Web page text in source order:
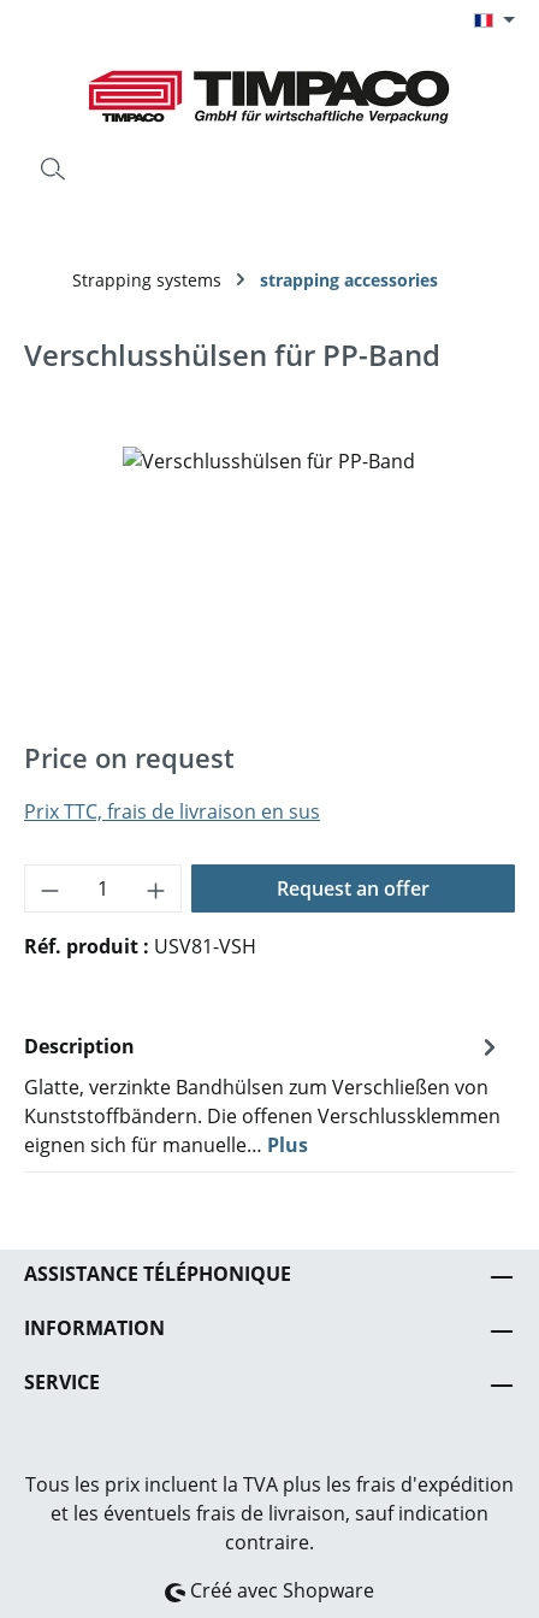
Strapping systems strapping accessories
Verschlusshülsen für PP-Band
Ignorer la galerie d'images
Price on request
Prix TTC, frais de livraison en sus
Quantité de produit : Entrez la
Request an offer
Réf. produit : USV81-VSH
Description
Glatte, verzinkte Bandhülsen zum Verschließen von
Kunststoffbändern. Die offenen Verschlussklemmen
eignen sich für manuelle… Plus
ASSISTANCE TÉLÉPHONIQUE
INFORMATION
SERVICE
Tous les prix incluent la TVA plus les frais d'expédition
et les éventuels frais de livraison, sauf indication
contraire.
Créé avec Shopware